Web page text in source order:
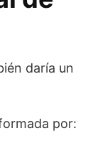
daría un
por: